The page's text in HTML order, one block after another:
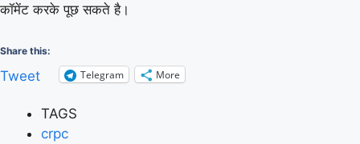
कॉमेंट करके पूछ सकते है।
Share this:
Tweet Telegram More
TAGS
crpc